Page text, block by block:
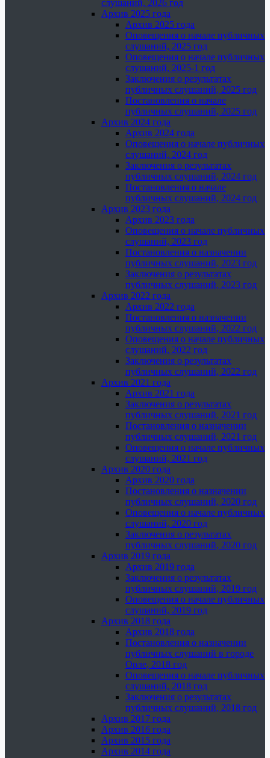
слушаний, 2026 год
Архив 2025 года
Архив 2025 года
Оповещения о начале публичных
слушаний, 2025 год
Оповещения о начале публичных
слушаний, 2025-1 год
Заключения о результатах
публичных слушаний, 2025 год
Постановления о начале
публичных слушаний, 2025 год
Архив 2024 года
Архив 2024 года
Оповещения о начале публичных
слушаний, 2024 год
Заключения о результатах
публичных слушаний, 2024 год
Постановления о начале
публичных слушаний, 2024 год
Архив 2023 года
Архив 2023 года
Оповещения о начале публичных
слушаний, 2023 год
Постановления о назначении
публичных слушаний, 2023 год
Заключения о результатах
публичных слушаний, 2023 год
Архив 2022 года
Архив 2022 года
Постановления о назначении
публичных слушаний, 2022 год
Оповещения о начале публичных
слушаний, 2022 год
Заключения о результатах
публичных слушаний, 2022 год
Архив 2021 года
Архив 2021 года
Заключения о результатах
публичных слушаний, 2021 год
Постановления о назначении
публичных слушаний, 2021 год
Оповещения о начале публичных
слушаний, 2021 год
Архив 2020 года
Архив 2020 года
Постановления о назначении
публичных слушаний, 2020 год
Оповещения о начале публичных
слушаний, 2020 год
Заключения о результатах
публичных слушаний, 2020 год
Архив 2019 года
Архив 2019 года
Заключения о результатах
публичных слушаний, 2019 год
Оповещения о начале публичных
слушаний, 2019 год
Архив 2018 года
Архив 2018 года
Постановления о назначении
публичных слушаний в городе
Орле, 2018 год
Оповещения о начале публичных
слушаний, 2018 год
Заключения о результатах
публичных слушаний, 2018 год
Архив 2017 года
Архив 2016 года
Архив 2015 года
Архив 2014 года